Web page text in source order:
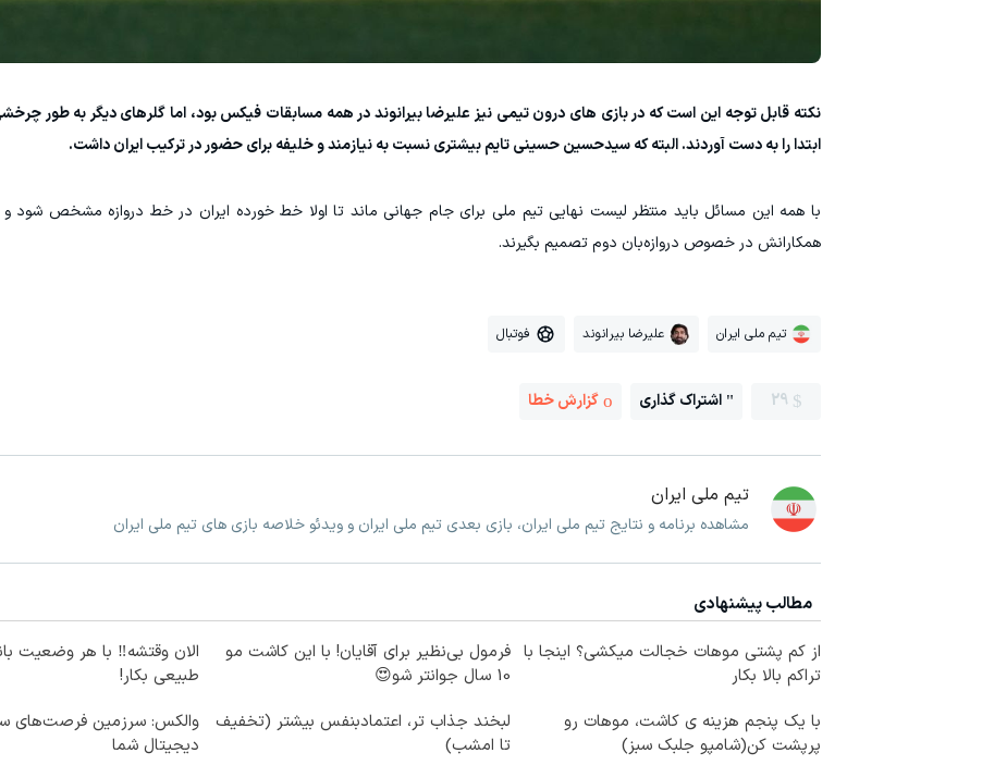
نکته قابل توجه این است که در بازی های درون تیمی نیز علیرضا بیرانوند در همه مسابقات فیکس بود، اما گلرهای دیگر به طور
ابتدا را به دست آوردند. البته که سیدحسین حسینی تایم بیشتری نسبت به نیازمند و خلیفه برای حضور در ترکیب ایران داشت.
با همه این مسائل باید منتظر لیست نهایی تیم ملی برای جام جهانی ماند تا اولا خط خورده ایران در خط دروازه مشخص شود و
همکارانش در خصوص دروازه‌بان دوم تصمیم بگیرند.
تیم ملی ایران علیرضا بیرانوند فوتبال
29 اشتراک گذاری گزارش خطا
تیم ملی ایران
مشاهده برنامه و نتایج تیم ملی ایران، بازی بعدی تیم ملی ایران و ویدئو خلاصه بازی های تیم ملی ایران
مطالب پیشنهادی
از کم پشتی موهات خجالت میکشی؟ اینجا با
تراکم بالا بکار
فرمول بی‌نظیر برای آقایان! با این کاشت مو
10 سال جوانتر شو😍
الان وقتشه‼️ با هر وضعیت
طبیعی بکار!
با یک پنجم هزینه ی کاشت، موهات رو
پرپشت کن(شامپو جلبک سبز)
لبخند جذاب تر، اعتمادبنفس بیشتر (تخفیف
تا امشب)
والکس: سرزمین فرصت‌های
دیجیتال شما